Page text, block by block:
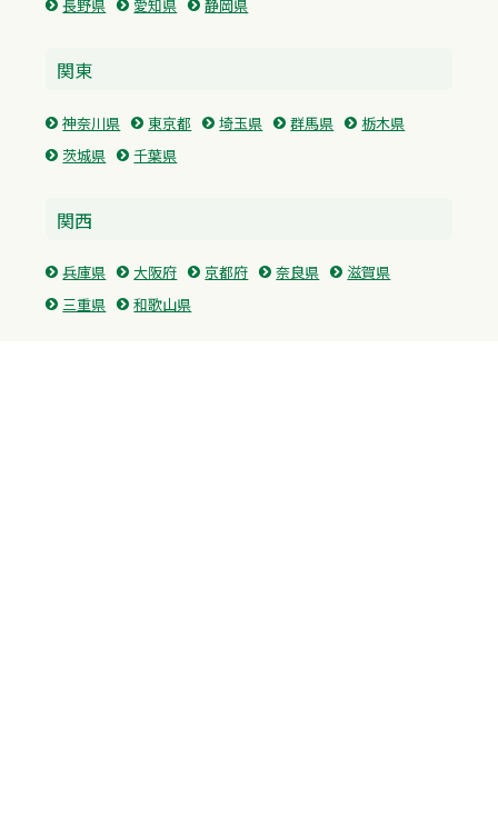
長野県
愛知県 静岡県
関東
神奈川県 東京都 埼玉県 群馬県
栃木県
茨城県
千葉県
関西
兵庫県 大阪府 京都府 奈良県
滋賀県
三重県
和歌山県